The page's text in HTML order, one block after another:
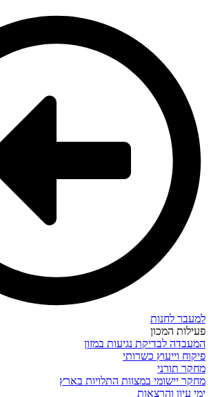
למעבר לחנות
פעילות המכון
המעבדה לבדיקת נגיעות במזון
פיקוח וייעוץ כשרותי
מחקר תורני
מחקר יישומי במצוות התלויות בארץ
ימי עיון והרצאות